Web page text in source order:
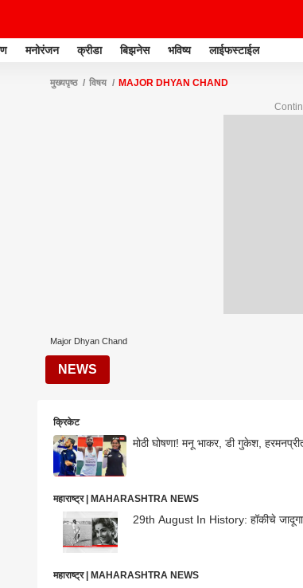
मनोरंजन क्रीडा बिझनेस भविष्य लाईफस्टाईल
मुख्यपृष्ठ विषय MAJOR DHYAN CHAND
Major Dhyan Chand
NEWS
क्रिकेट
मोठी घोषणा! मनू भाकर, डी गुकेश,
महाराष्ट्र | MAHARASHTRA NEWS
29th August In History: हॉकीचे
महाराष्ट्र | MAHARASHTRA NEWS